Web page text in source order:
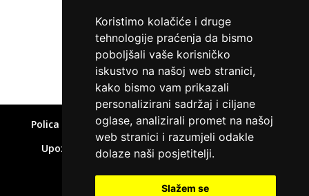
Koristimo kolačiće i druge
tehnologije praćenja da bismo
poboljšali vaše korisničko
iskustvo na našoj web stranici,
kako bismo vam prikazali
personalizirani sadržaj i ciljane
oglase, analizirali promet na našoj
web stranici i razumjeli odakle
dolaze naši posjetitelji.
Slažem se
»Savjeti za izlazak iz minusa
Polica privatnosti Uvjeti korištenja
Kolačići
Upozorenje o rizicima
Affiliate disclaimer
Kontakt